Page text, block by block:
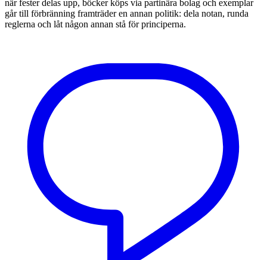
när fester delas upp, böcker köps via partinära bolag och exemplar
går till förbränning framträder en annan politik: dela notan, runda
reglerna och låt någon annan stå för principerna.